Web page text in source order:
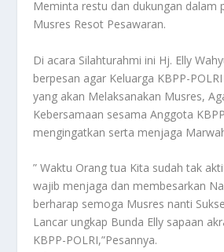
Meminta restu dan dukungan dalam
Musres Resot Pesawaran.
Di acara Silahturahmi ini Hj. Elly
berpesan agar Keluarga KBPP-
yang akan Melaksanakan Musres,
Kebersamaan sesama Anggota
mengingatkan serta menjaga
” Waktu Orang tua Kita sudah tak
wajib menjaga dan membesarkan
berharap semoga Musres nanti
Lancar ungkap Bunda Elly sapaan
KBPP-POLRI,”Pesannya.